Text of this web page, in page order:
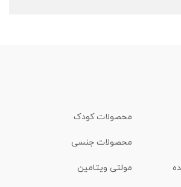
محصولات کودک
محصولات جنسی
مولتی ویتامین